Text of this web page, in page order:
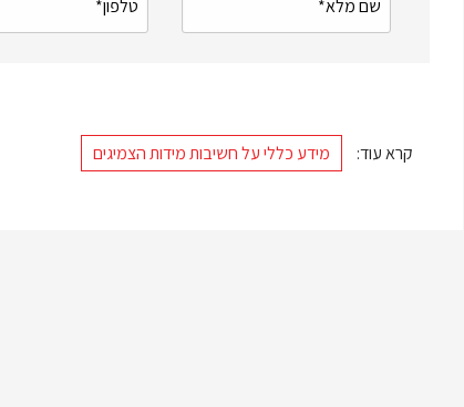
קרא עוד: מידע כללי על חשיבות מידות הצמיגים